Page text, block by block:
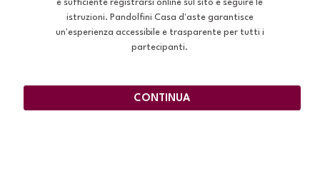
è sufficiente registrarsi online sul sito e seguire le
istruzioni. Pandolfini Casa d'aste garantisce
un'esperienza accessibile e trasparente per tutti i
partecipanti.
CONTINUA